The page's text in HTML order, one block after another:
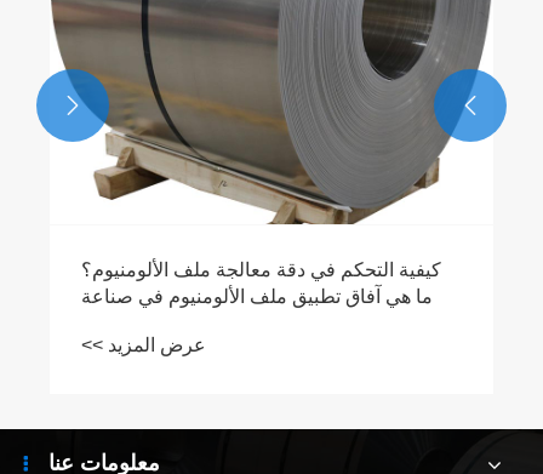
كيفية التحكم في دقة معالجة ملف الألومنيوم؟
ما هي آفاق تطبيق ملف الألومنيوم في صناعة
عرض المزيد >>


معلومات عنا